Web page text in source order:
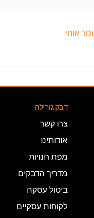
זכור אותי
דבק גורילה
צרו קשר
אודותינו
מפת חנויות
מדריך הדבקים
ביטול עסקה
לקוחות עסקיים